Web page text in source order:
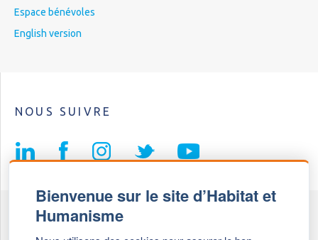
Bienvenue sur le site d’Habitat et
Humanisme
Espace bénévoles
English version
NOUS SUIVRE